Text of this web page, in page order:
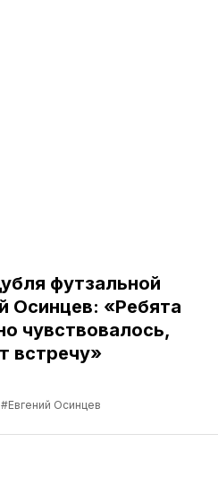
футзальной
Осинцев: «Ребята
чувствовалось,
встречу»
#Евгений Осинцев